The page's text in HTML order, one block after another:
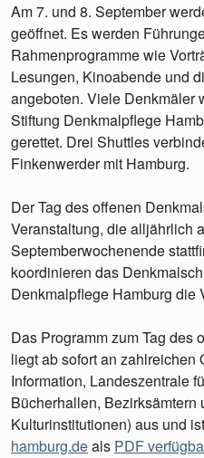
Am 7. und 8. September
geöffnet. Es werden
Rahmenprogramme wie
Lesungen, Kinoabende und
angeboten. Viele Denkmäler
Stiftung Denkmalpflege
gerettet. Drei Shuttles
Finkenwerder mit Hamburg.
Der Tag des offenen
Veranstaltung, die alljährlich
Septemberwochenende
koordinieren das
Denkmalpflege Hamburg die
Das Programm zum Tag des
liegt ab sofort an zahlreichen
Information, Landeszentrale
Bücherhallen, Bezirksämtern
Kulturinstitutionen) aus und
hamburg.deals PDF